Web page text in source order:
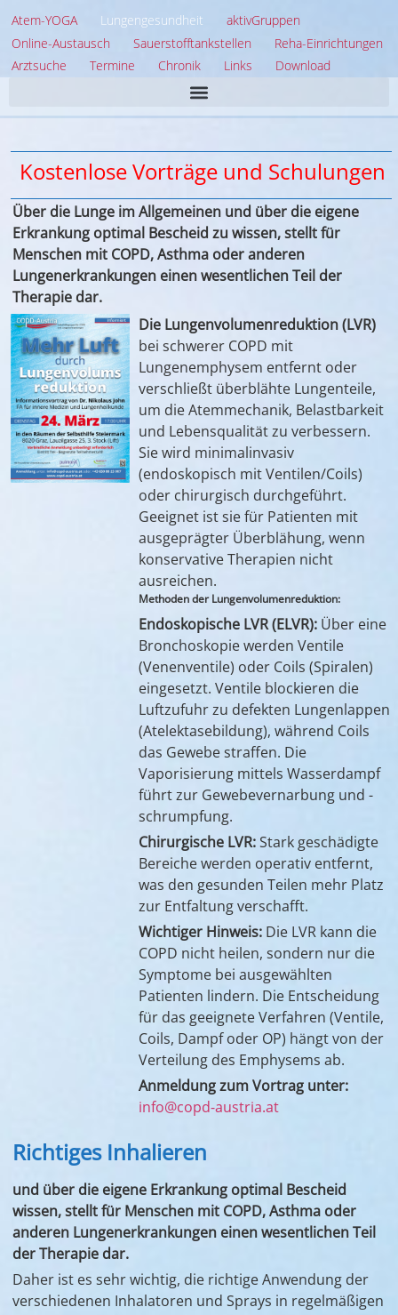
Atem-YOGA Lungengesundheit
aktivGruppen
Online-Austausch
Sauerstofftankstellen
Reha-Einrichtungen
Arztsuche
Termine Chronik Links Download
Kostenlose Vorträge und Schulungen
Über die Lunge im Allgemeinen und über die eigene
Erkrankung optimal Bescheid zu wissen, stellt für
Menschen mit COPD, ­Asthma oder anderen
Lungenerkrankungen einen ­wesentlichen Teil der
Therapie dar.
Die Lungenvolumenreduktion (LVR)
bei schwerer COPD mit
Lungenemphysem entfernt oder
verschließt überblähte Lungenteile,
um die Atemmechanik, Belastbarkeit
und Lebensqualität zu verbessern.
Sie wird minimalinvasiv
(endoskopisch mit Ventilen/Coils)
oder chirurgisch durchgeführt.
Geeignet ist sie für Patienten mit
ausgeprägter Überblähung, wenn
konservative Therapien nicht
ausreichen.
Methoden der Lungenvolumenreduktion:
Endoskopische LVR(ELVR):Über eine
Bronchoskopie werden Ventile
(Venenventile) oder Coils (Spiralen)
eingesetzt. Ventile blockieren die
Luftzufuhr zu defekten Lungenlappen
(Atelektasebildung), während Coils
das Gewebe straffen. Die
Vaporisierung mittels Wasserdampf
führt zur Gewebevernarbung und -
schrumpfung.
Chirurgische LVR:Stark geschädigte
Bereiche werden operativ entfernt,
was den gesunden Teilen mehr Platz
zur Entfaltung verschafft.
Wichtiger Hinweis:Die LVR kann die
COPD nicht heilen, sondern nur die
Symptome bei ausgewählten
Patienten lindern. Die Entscheidung
für das geeignete Verfahren (Ventile,
Coils, Dampf oder OP) hängt von der
Verteilung des Emphysems ab.
Anmeldung zum Vortrag unter:
info@copd-austria.at
Richtiges Inhalieren
und über die eigene Erkrankung optimal Bescheid
wissen, stellt für Menschen mit COPD, ­Asthma oder
anderen Lungenerkrankungen einen ­wesentlichen Teil
der Therapie dar.
Daher ist es sehr wichtig, die richtige Anwendung der
verschiedenen Inhalatoren und Sprays in regelmäßigen